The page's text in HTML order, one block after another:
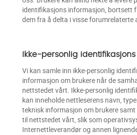
identifikasjons informasjon, bortsett
dem fra å delta i visse forumrelaterte
Ikke-personlig
Vi kan samle inn ikke-personlig
informasjon om brukere når de
nettstedet vårt. Ikke-personlig
kan inneholde nettleserens navn,
teknisk informasjon om brukere
til nettstedet vårt, slik som
Internettleverandør og annen